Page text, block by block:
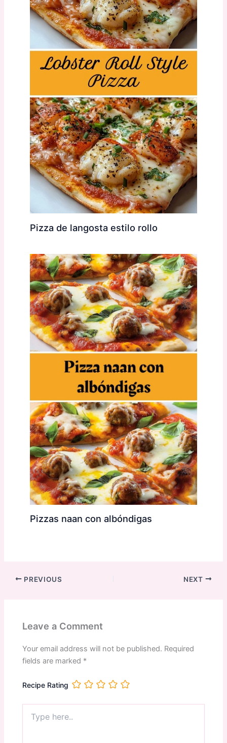
Pizza de langosta estilo rollo
Pizzas naan con albóndigas
PREVIOUS NEXT
Leave a Comment
Your email address will not be published. Required
fields are marked *
Recipe Rating
here..